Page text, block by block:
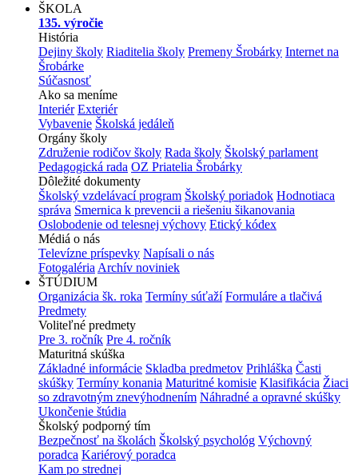
ŠKOLA
135. výročie
História
Dejiny školy Riaditelia školy Premeny Šrobárky Internet na
Šrobárke
Súčasnosť
Ako sa meníme
Interiér Exteriér
Vybavenie Školská jedáleň
Orgány školy
Združenie rodičov školy Rada školy Školský parlament
Pedagogická rada OZ Priatelia Šrobárky
Dôležité dokumenty
Školský vzdelávací program Školský poriadok Hodnotiaca
správa Smernica k prevencii a riešeniu šikanovania
Oslobodenie od telesnej výchovy Etický kódex
Médiá o nás
Televízne príspevky Napísali o nás
Fotogaléria Archív noviniek
ŠTÚDIUM
Organizácia šk. roka Termíny súťaží Formuláre a tlačivá
Predmety
Voliteľné predmety
Pre 3. ročník Pre 4. ročník
Maturitná skúška
Základné informácie Skladba predmetov Prihláška Časti
skúšky Termíny konania Maturitné komisie Klasifikácia Žiaci
so zdravotným znevýhodnením Náhradné a opravné skúšky
Ukončenie štúdia
Školský podporný tím
Bezpečnosť na školách Školský psychológ Výchovný
poradca Kariérový poradca
Kam po strednej